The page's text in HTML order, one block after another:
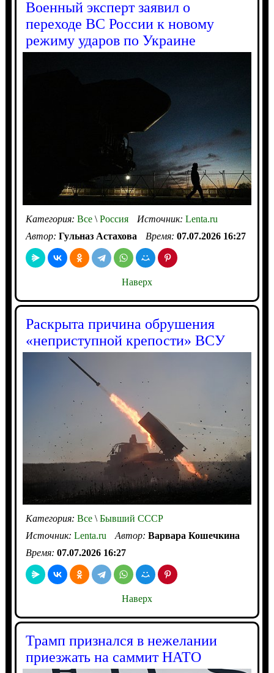
Военный эксперт заявил о
переходе ВС России к новому
режиму ударов по Украине
Категория: Все\Россия Источник: Lenta.ru
Автор: Гульназ Астахова Время: 07.07.2026 16:27
Наверх
Раскрыта причина обрушения
«неприступной крепости» ВСУ
Категория: Все\Бывший СССР
Источник: Lenta.ru Автор: Варвара Кошечкина
Время: 07.07.2026 16:27
Наверх
Трамп признался в нежелании
приезжать на саммит НАТО